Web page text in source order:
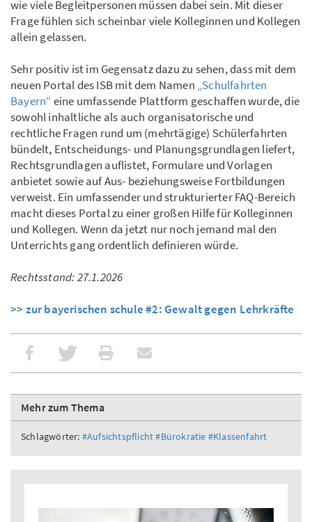
wie viele Begleitpersonen müssen dabei sein. Mit dieser
Frage fühlen sich scheinbar viele Kolleginnen und Kollegen
allein gelassen.
Sehr positiv ist im Gegensatz dazu zu sehen, dass mit dem
neuen Portal des ISB mit dem Namen „Schulfahrten
Bayern“ eine umfassende Plattform geschaffen wurde, die
sowohl inhaltliche als auch organisatorische und
rechtliche Fragen rund um (mehrtägige) Schülerfahrten
bündelt, Entscheidungs- und Planungsgrundlagen liefert,
Rechtsgrundlagen auflistet, Formulare und Vorlagen
anbietet sowie auf Aus- beziehungsweise Fortbildungen
verweist. Ein umfassender und strukturierter FAQ-Bereich
macht dieses Portal zu einer großen Hilfe für Kolleginnen
und Kollegen. Wenn da jetzt nur noch jemand mal den
Unterrichts gang ordentlich definieren würde.
Rechtsstand: 27.1.2026
>> zur bayerischen schule #2: Gewalt gegen Lehrkräfte
Mehr zum Thema
Schlagwörter: #Aufsichtspflicht#Bürokratie #Klassenfahrt